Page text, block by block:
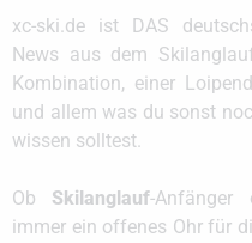
xc-ski.de ist DAS
News aus dem
Kombination, einer
und allem was du sonst
wissen solltest.
Ob Skilanglauf-Anfänger
immer ein offenes Ohr für